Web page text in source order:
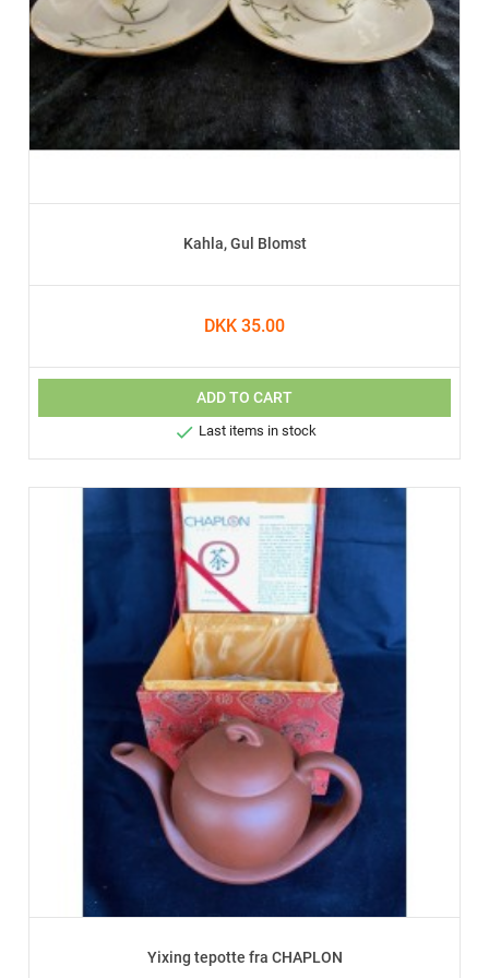
Kahla, Gul Blomst
DKK 35.00
ADD TO CART
 Last items in stock
Yixing tepotte fra CHAPLON